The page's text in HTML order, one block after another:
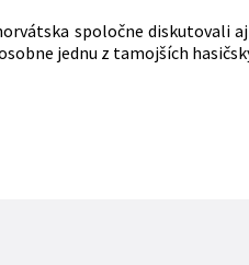
spoločne diskutovali
jednu z tamojších